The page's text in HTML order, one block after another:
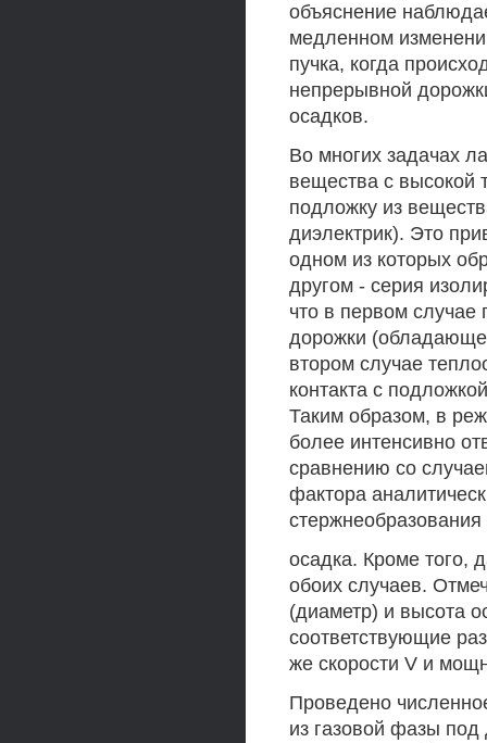
объяснение
медленном
пучка, когда
непрерывной
осадков.
Во многих задачах
вещества с высокой
подложку из
диэлектрик). Это
одном из которых
другом - серия
что в первом случае
дорожки
втором случае
контакта с
Таким образом, в
более интенсивно
сравнению со
фактора
осадка. Кроме того,
обоих случаев.
(диаметр) и высота
соответствующие
же скорости V и
Проведено
из газовой фазы под